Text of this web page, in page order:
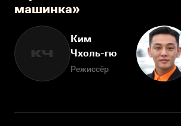
машинка»
КЧ
Ким
Чхоль-гю
Режиссёр